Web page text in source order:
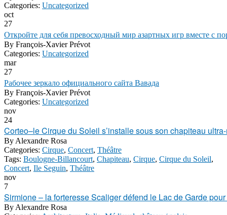
Categories: Uncategorized
oct
27
Откройте для себя превосходный мир азартных игр вместе с
By François-Xavier Prévot
Categories: Uncategorized
mar
27
Рабочее зеркало официального сайта Вавада
By François-Xavier Prévot
Categories: Uncategorized
nov
24
Corteo–le Cirque du Soleil s’installe sous son chapiteau
By Alexandre Rosa
Categories: Cirque, Concert, Théâtre
Tags: Boulogne-Billancourt, Chapiteau, Cirque, Cirque du Soleil,
Concert, Ile Seguin, Théâtre
nov
7
Sirmione – la forteresse Scaliger défend le Lac de Garde
By Alexandre Rosa